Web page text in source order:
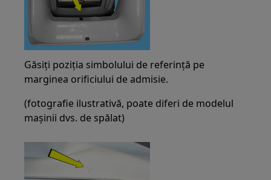
Găsiți poziția simbolului de referință pe
marginea orificiului de admisie.
(fotografie ilustrativă, poate diferi de modelul
mașinii dvs. de spălat)